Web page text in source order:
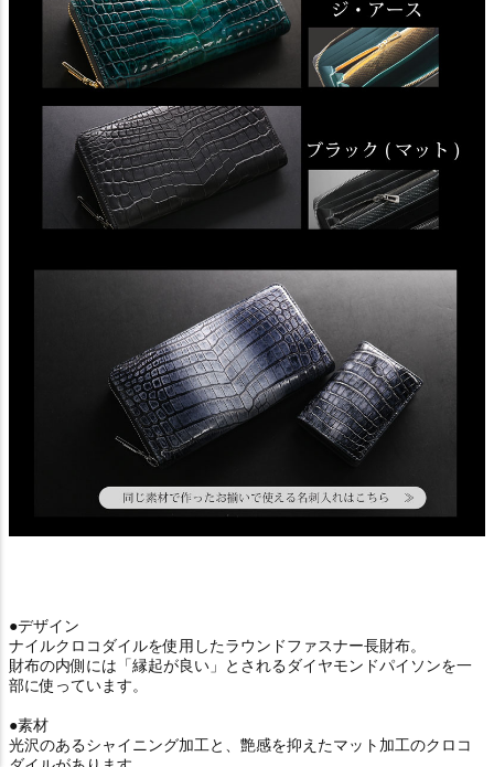
●デザイン
ナイルクロコダイルを使用したラウンドファスナー長財布。
財布の内側には「縁起が良い」とされるダイヤモンドパイソンを一
部に使っています。
●素材
光沢のあるシャイニング加工と、艶感を抑えたマット加工のクロコ